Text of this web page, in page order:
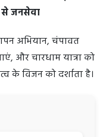
से जनसेवा
अभियान, चंपावत
और चारधाम यात्रा को
के विजन को दर्शाता है।